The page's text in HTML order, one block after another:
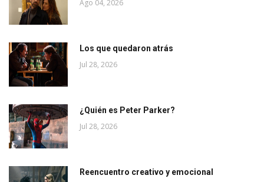
Ago 04, 2026
Los que quedaron atrás
Jul 28, 2026
¿Quién es Peter Parker?
Jul 28, 2026
Reencuentro creativo y emocional